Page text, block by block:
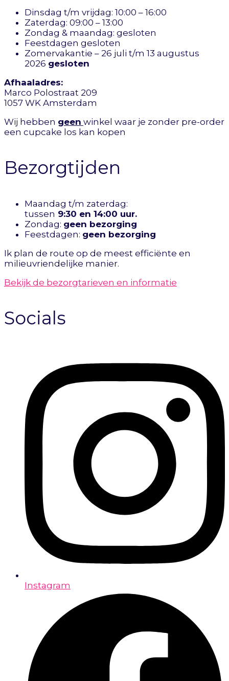
Dinsdag t/m vrijdag: 10:00 – 16:00
Zaterdag: 09:00 – 13:00
Zondag & maandag: gesloten
Feestdagen gesloten
Zomervakantie – 26 juli t/m 13 augustus
2026 gesloten
Afhaaladres:
Marco Polostraat 209
1057 WK Amsterdam
Wij hebben geen winkel waar je zonder pre-order
een cupcake los kan kopen
Bezorgtijden
Maandag t/m zaterdag:
tussen 9:30 en 14:00 uur.
Zondag: geen bezorging
Feestdagen: geen bezorging
Ik plan de route op de meest efficiënte en
milieuvriendelijke manier.
Bekijk de bezorgtarieven en informatie
Socials
Instagram